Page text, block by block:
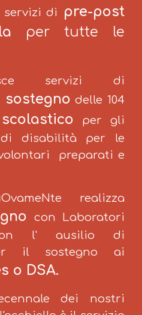
servizi di
pre-post
per tutte le
servizi di
delle 104
per gli
disabilità per le
preparati e
realizza
con Laboratori
con l' ausilio di
il sostegno ai
o DSA.
dei nostri